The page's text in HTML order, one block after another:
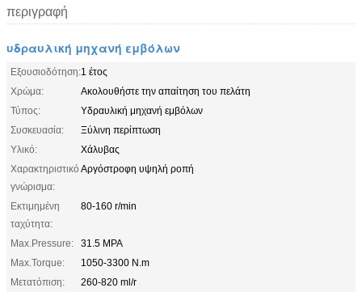
περιγραφή
υδραυλική μηχανή εμβόλων
Εξουσιοδότηση:1 έτος
Χρώμα:
Ακολουθήστε την απαίτηση του πελάτη
Τύπος:
Υδραυλική μηχανή εμβόλων
Συσκευασία:
Ξύλινη περίπτωση
Υλικό:
Χάλυβας
Χαρακτηριστικό
γνώρισμα:
Αργόστροφη υψηλή ροπή
Εκτιμημένη
ταχύτητα:
80-160 r/min
Max.Pressure:
31.5 MPA
Max.Torque:
1050-3300 N.m
Μετατόπιση:
260-820 ml/r